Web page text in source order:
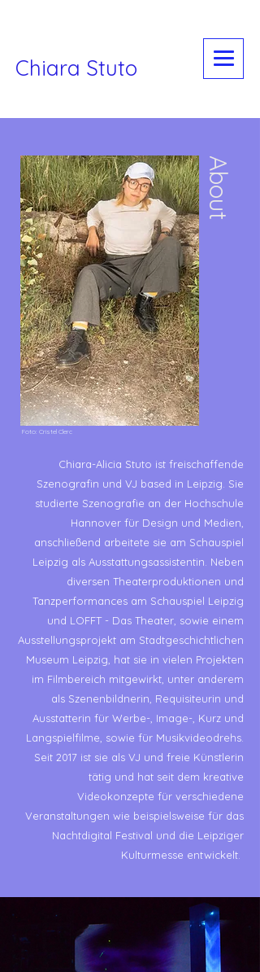
Chiara Stuto
About
Foto: Cristel Clerc
Chiara-Alicia Stuto ist freischaffende
Szenografin und VJ based in Leipzig. Sie
studierte Szenografie an der Hochschule
Hannover für Design und Medien,
anschließend arbeitete sie am Schauspiel
Leipzig als Ausstattungsassistentin. Neben
diversen Theaterproduktionen und
Tanzperformances am Schauspiel Leipzig
und LOFFT - Das Theater, sowie einem
Ausstellungsprojekt am Stadtgeschichtlichen
Museum Leipzig, hat sie in vielen Projekten
im Filmbereich mitgewirkt, unter anderem
als Szenenbildnerin, Requisiteurin und
Ausstatterin für Werbe-, Image-, Kurz und
Langspielfilme, sowie für Musikvideodrehs.
Seit 2017 ist sie als VJ und freie Künstlerin
tätig und hat seit dem kreative
Videokonzepte für verschiedene
Veranstaltungen wie beispielsweise für das
Nachtdigital Festival und die Leipziger
Kulturmesse entwickelt.